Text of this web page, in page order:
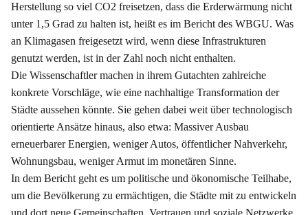
Herstellung so viel CO2 freisetzen, dass die Erderwärmung nicht
unter 1,5 Grad zu halten ist, heißt es im Bericht des WBGU. Was
an Klimagasen freigesetzt wird, wenn diese Infrastrukturen
genutzt werden, ist in der Zahl noch nicht enthalten.
Die Wissenschaftler machen in ihrem Gutachten zahlreiche
konkrete Vorschläge, wie eine nachhaltige Transformation der
Städte aussehen könnte. Sie gehen dabei weit über technologisch
orientierte Ansätze hinaus, also etwa: Massiver Ausbau
erneuerbarer Energien, weniger Autos, öffentlicher Nahverkehr,
Wohnungsbau, weniger Armut im monetären Sinne.
In dem Bericht geht es um politische und ökonomische Teilhabe,
um die Bevölkerung zu ermächtigen, die Städte mit zu entwickeln
und dort neue Gemeinschaften, Vertrauen und soziale Netzwerke